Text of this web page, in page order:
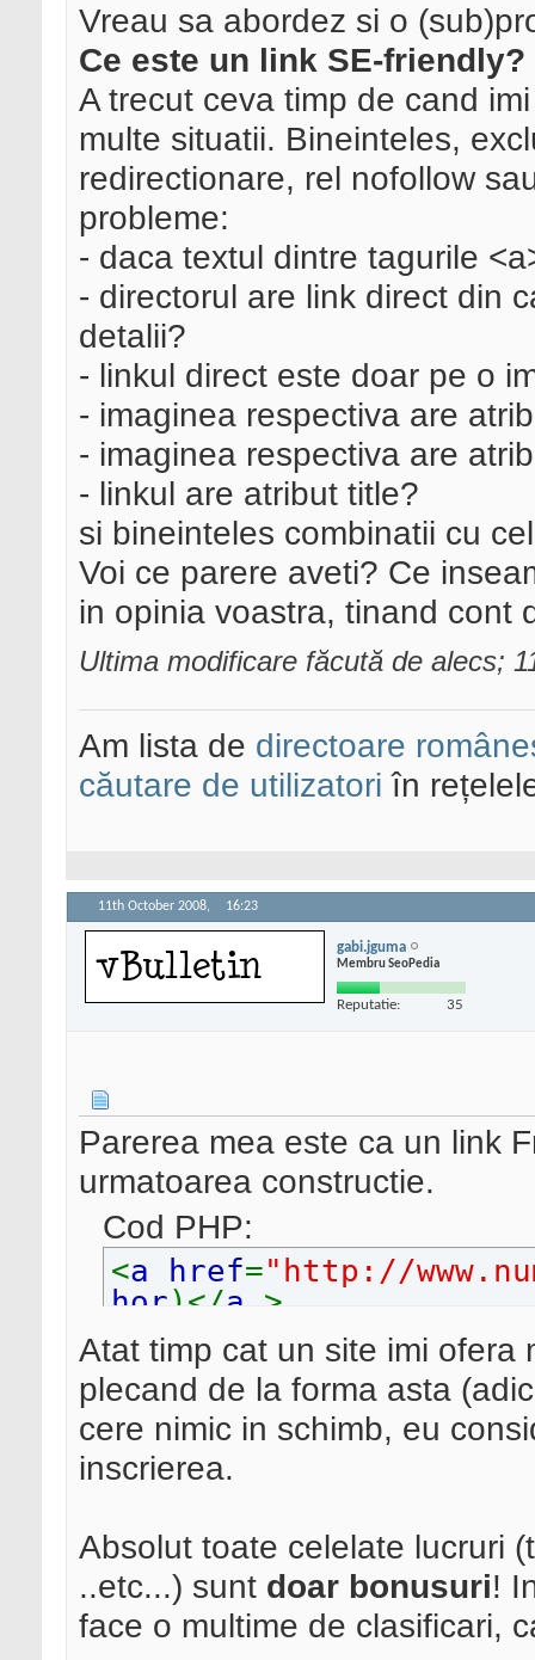
Vreau sa abordez si o
Ce este un link SE-friendly?
A trecut ceva timp de cand
multe situatii. Bineinteles,
redirectionare, rel nofollow
probleme:
- daca textul dintre tagurile
- directorul are link direct din
detalii?
- linkul direct este doar pe o
- imaginea respectiva are
- imaginea respectiva are
- linkul are atribut title?
si bineinteles combinatii cu
Voi ce parere aveti? Ce
in opinia voastra, tinand cont
Ultima modificare făcută de alecs;
Am lista de directoare
căutare de utilizatori în
11th October 2008, 16:23
gabi.jguma
Membru SeoPedia
Reputatie: 35
Parerea mea este ca un link
urmatoarea constructie.
Cod PHP:
<a href="http://
hor)</a >
Atat timp cat un site imi ofera
plecand de la forma asta
cere nimic in schimb, eu
inscrierea.
Absolut toate celelate lucruri
..etc...) sunt doar bonusuri!
face o multime de clasificari,